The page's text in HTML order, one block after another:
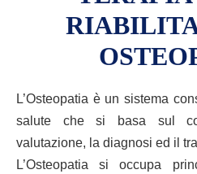
L’Osteopatia è un sistema
salute che si basa sul
valutazione, la diagnosi ed il
L’Osteopatia si occupa